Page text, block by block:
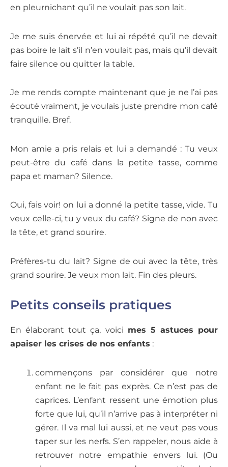
en pleurnichant qu’il ne voulait pas son lait.
Je me suis énervée et lui ai répété qu’il ne devait
pas boire le lait s’il n’en voulait pas, mais qu’il devait
faire silence ou quitter la table.
Je me rends compte maintenant que je ne l’ai pas
écouté vraiment, je voulais juste prendre mon café
tranquille. Bref.
Mon amie a pris relais et lui a demandé : Tu veux
peut-être du café dans la petite tasse, comme
papa et maman? Silence.
Oui, fais voir! on lui a donné la petite tasse, vide.Tu
veux celle-ci, tu y veux du café? Signe de non avec
la tête, et grand sourire.
Préfères-tu du lait? Signe de oui avec la tête, très
grand sourire. Je veux mon lait. Fin des pleurs.
Petits conseils pratiques
En élaborant tout ça, voici mes 5 astuces pour
apaiser les crises de nos enfants :
commençons par considérer que notre
enfant ne le fait pas exprès. Ce n’est pas de
caprices. L’enfant ressent une émotion plus
forte que lui, qu’il n’arrive pas à interpréter ni
gérer. Il va mal lui aussi, et ne veut pas vous
taper sur les nerfs. S’en rappeler, nous aide à
retrouver notre empathie envers lui. (Ou